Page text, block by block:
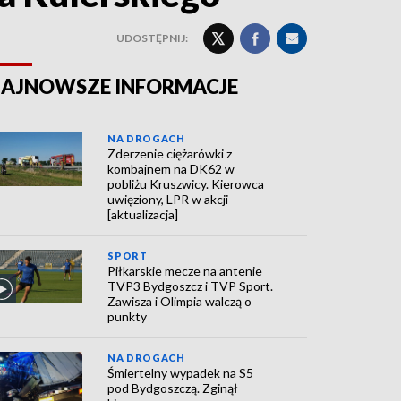
UDOSTĘPNIJ:
INFORMACJE
NA DROGACH
Zderzenie ciężarówki z
kombajnem na DK62 w
pobliżu Kruszwicy. Kierowca
uwięziony, LPR w akcji
[aktualizacja]
SPORT
Piłkarskie mecze na antenie
TVP3 Bydgoszcz i TVP Sport.
Zawisza i Olimpia walczą o
punkty
NA DROGACH
Śmiertelny wypadek na S5
pod Bydgoszczą. Zginął